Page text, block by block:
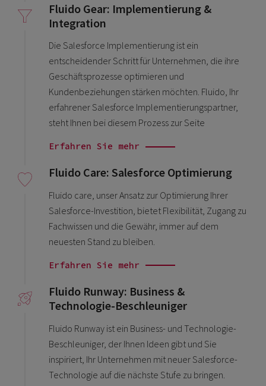
Fluido Gear: Implementierung &
Integration
Die Salesforce Implementierung ist ein
entscheidender Schritt für Unternehmen, die ihre
Geschäftsprozesse optimieren und
Kundenbeziehungen stärken möchten. Fluido, Ihr
erfahrener Salesforce Implementierungspartner,
steht Ihnen bei diesem Prozess zur Seite
Erfahren Sie mehr
Fluido Care: Salesforce Optimierung
Fluido care, unser Ansatz zur Optimierung Ihrer
Salesforce-Investition, bietet Flexibilität, Zugang zu
Fachwissen und die Gewähr, immer auf dem
neuesten Stand zu bleiben.
Erfahren Sie mehr
Fluido Runway: Business &
Technologie-Beschleuniger
Fluido Runway ist ein Business- und Technologie-
Beschleuniger, der Ihnen Ideen gibt und Sie
inspiriert, Ihr Unternehmen mit neuer Salesforce-
Technologie auf die nächste Stufe zu bringen.